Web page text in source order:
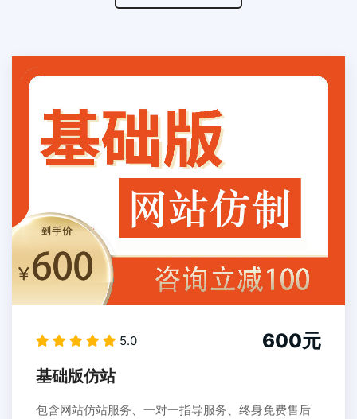
5.0 600元
基础版仿站
包含网站仿站服务、一对一指导服务、终身免费售后